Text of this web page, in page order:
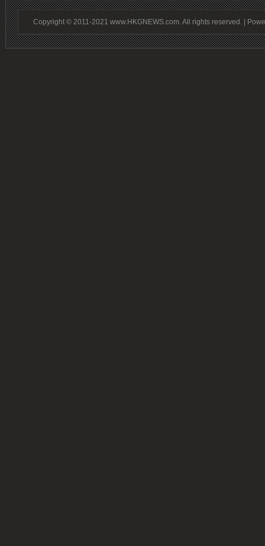
Copyright © 2011-2021 www.HKGNEWS.com. All rights reserved. |